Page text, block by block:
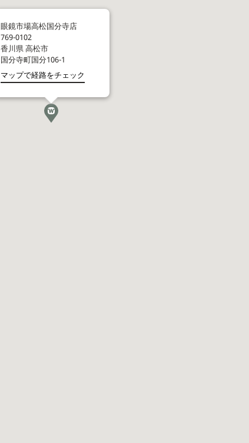
眼鏡市場高松国分寺店
769-0102
香川県 高松市
国分寺町国分106-1
マップで経路をチェック